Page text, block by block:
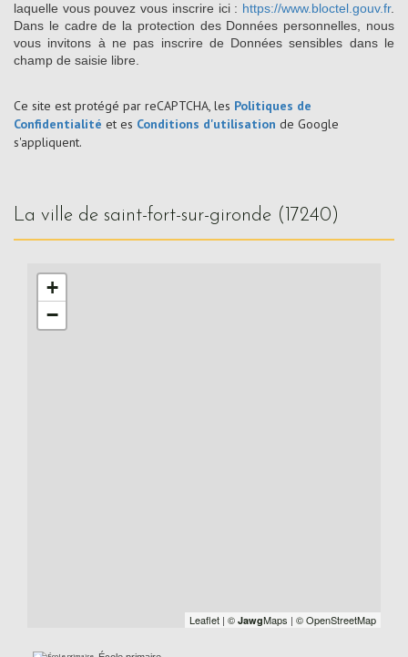
laquelle vous pouvez vous inscrire ici : https://www.bloctel.gouv.fr.
Dans le cadre de la protection des Données personnelles, nous
vous invitons à ne pas inscrire de Données sensibles dans le
champ de saisie libre.
Ce site est protégé par reCAPTCHA, les Politiques de
Confidentialité et es Conditions d'utilisation de Google
s'appliquent.
la ville de saint-fort-sur-gironde (17240)
+
−
Leaflet | © JawgMaps | © OpenStreetMap